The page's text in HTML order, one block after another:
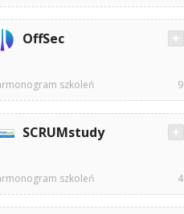
OffSec
szkoleń 9
SCRUMstudy
szkoleń 4